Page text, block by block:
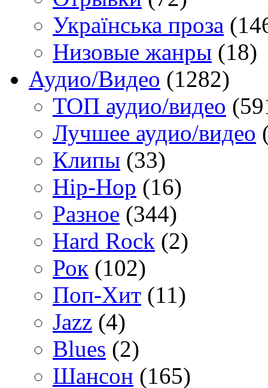
Українська проза
Низовые жанры (18)
Аудио/Видео (1282)
TOП аудио/видео
Лучшее аудио/видео
Клипы (33)
Hip-Hop (16)
Разное (344)
Hard Rock (2)
Рок (102)
Поп-Хит (11)
Jazz (4)
Blues (2)
Шансон (165)